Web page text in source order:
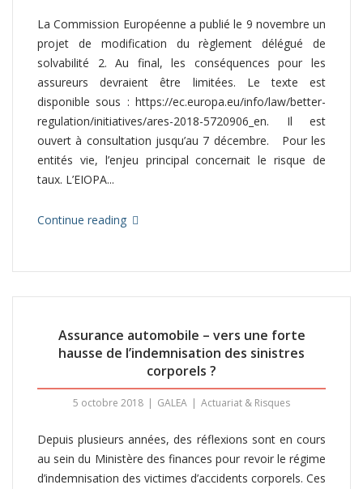
La Commission Européenne a publié le 9 novembre un
projet de modification du règlement délégué de
solvabilité 2. Au final, les conséquences pour les
assureurs devraient être limitées. Le texte est
disponible sous : https://ec.europa.eu/info/law/better-
regulation/initiatives/ares-2018-5720906_en. Il est
ouvert à consultation jusqu’au 7 décembre. Pour les
entités vie, l’enjeu principal concernait le risque de
taux. L’EIOPA...
Continue reading
Assurance automobile – vers une forte
hausse de l’indemnisation des sinistres
corporels ?
5 octobre 2018 GALEA Actuariat & Risques
Depuis plusieurs années, des réflexions sont en cours
au sein du Ministère des finances pour revoir le régime
d’indemnisation des victimes d’accidents corporels. Ces